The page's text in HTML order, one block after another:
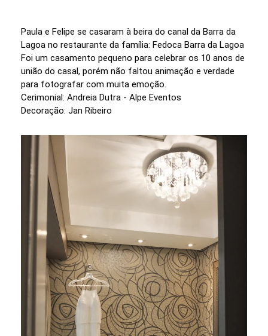
Paula e Felipe se casaram à beira do canal da Barra da
Lagoa no restaurante da família: Fedoca Barra da Lagoa
Foi um casamento pequeno para celebrar os 10 anos de
união do casal, porém não faltou animação e verdade
para fotografar com muita emoção.
Cerimonial: Andreia Dutra - Alpe Eventos
Decoração: Jan Ribeiro